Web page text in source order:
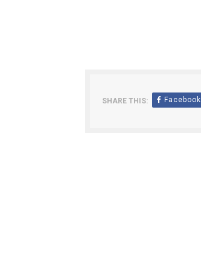
SHARE THIS: Facebook